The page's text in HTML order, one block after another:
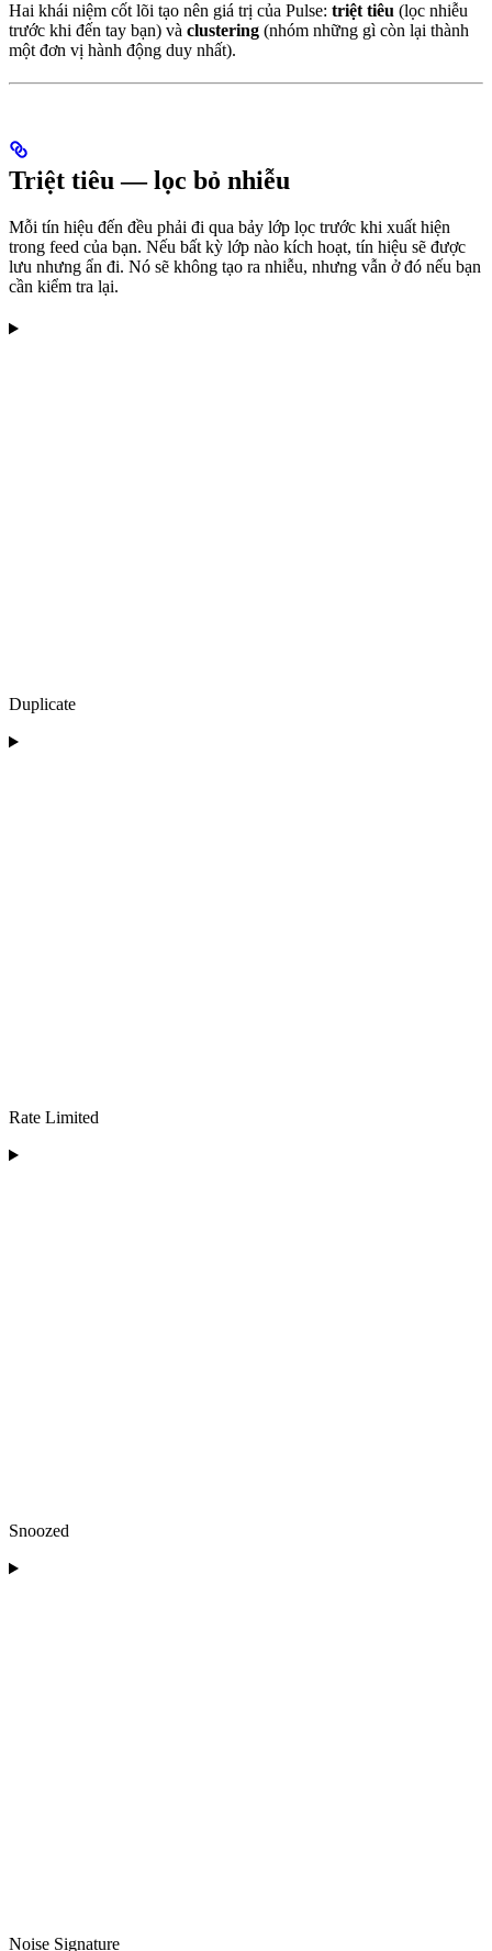
Hai khái niệm cốt lõi tạo nên giá trị của Pulse: triệt tiêu (lọc nhiễu
trước khi đến tay bạn) và clustering (nhóm những gì còn lại thành
một đơn vị hành động duy nhất).
Triệt tiêu — lọc bỏ nhiễu
Mỗi tín hiệu đến đều phải đi qua bảy lớp lọc trước khi xuất hiện
trong feed của bạn. Nếu bất kỳ lớp nào kích hoạt, tín hiệu sẽ được
lưu nhưng ẩn đi. Nó sẽ không tạo ra nhiễu, nhưng vẫn ở đó nếu bạn
cần kiểm tra lại.
Duplicate
Rate Limited
Snoozed
Noise Signature